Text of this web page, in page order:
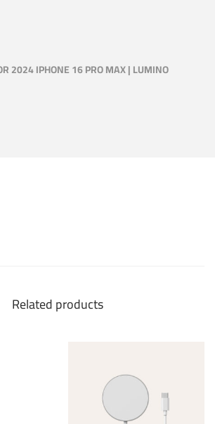
2024 IPHONE 16 PRO MAX | LUMINO
Related products